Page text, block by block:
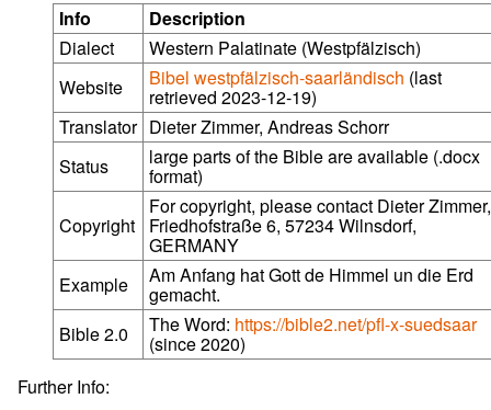
Info
Description
Dialect
Western Palatinate (Westpfälzisch)
Website
Bibel westpfälzisch-saarländisch (last
retrieved 2023-12-19)
Translator Dieter Zimmer, Andreas Schorr
Status
large parts of the Bible are available (.docx
format)
Copyright
For copyright, please contact Dieter Zimmer,
Friedhofstraße 6, 57234 Wilnsdorf,
GERMANY
Example
Am Anfang hat Gott de Himmel un die Erd
gemacht.
Bible 2.0
The Word: https://bible2.net/pfl-x-suedsaar
(since 2020)
Further Info: